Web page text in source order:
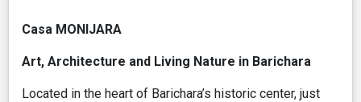
Casa MONIJARA
Art, Architecture and Living Nature in Barichara
Located in the heart of Barichara’s historic center, just